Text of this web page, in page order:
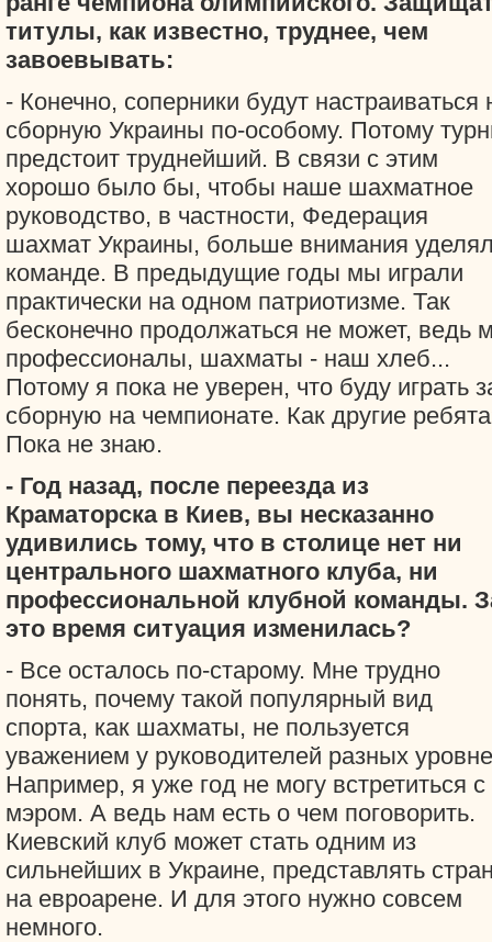
титулы, как известно, труднее, чем
завоевывать:
- Конечно, соперники будут настраиваться
сборную Украины по-особому. Потому
предстоит труднейший. В связи с этим
хорошо было бы, чтобы наше шахматное
руководство, в частности, Федерация
шахмат Украины, больше внимания
команде. В предыдущие годы мы играли
практически на одном патриотизме. Так
бесконечно продолжаться не может, ведь
профессионалы, шахматы - наш хлеб...
Потому я пока не уверен, что буду играть
сборную на чемпионате. Как другие
Пока не знаю.
- Год назад, после переезда из
Краматорска в Киев, вы несказанно
удивились тому, что в столице нет ни
центрального шахматного клуба, ни
профессиональной клубной команды.
это время ситуация изменилась?
- Все осталось по-старому. Мне трудно
понять, почему такой популярный вид
спорта, как шахматы, не пользуется
уважением у руководителей разных
Например, я уже год не могу встретиться с
мэром. А ведь нам есть о чем поговорить.
Киевский клуб может стать одним из
сильнейших в Украине, представлять
на евроарене. И для этого нужно совсем
немного.